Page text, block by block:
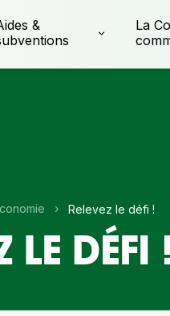
&
La
› Relevez le défi !
LE DÉFI !